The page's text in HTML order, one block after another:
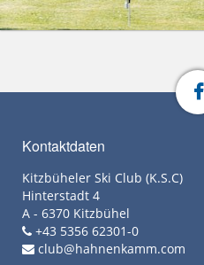
Kontaktdaten
Kitzbüheler Ski Club (K.S.C)
Hinterstadt 4
A - 6370 Kitzbühel
+43 5356 62301-0
club@hahnenkamm.com